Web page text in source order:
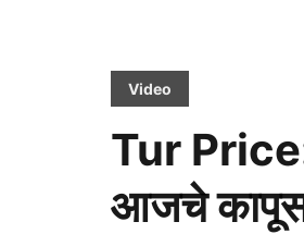
Video
Tur
आजचे कापूस,